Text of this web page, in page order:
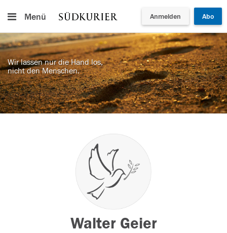
Menü Anmelden Abo
Wir lassen nur die Hand los,
nicht den Menschen.
Walter Geier